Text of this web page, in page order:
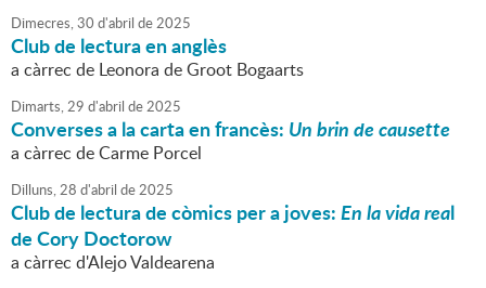
Dimecres,30 d'abril de2025
Club de lectura en anglès
a càrrec de Leonora de Groot Bogaarts
Dimarts,29 d'abril de2025
Converses a la carta en francès: Un brin de causette
a càrrec de Carme Porcel
Dilluns,28 d'abril de2025
Club de lectura de còmics per a joves:En la vida real
de Cory Doctorow
a càrrec d'Alejo Valdearena